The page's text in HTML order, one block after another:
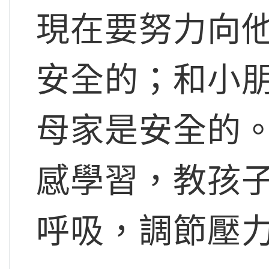
現在要努力向
安全的；和小
母家是安全的
感學習，教孩
呼吸，調節壓